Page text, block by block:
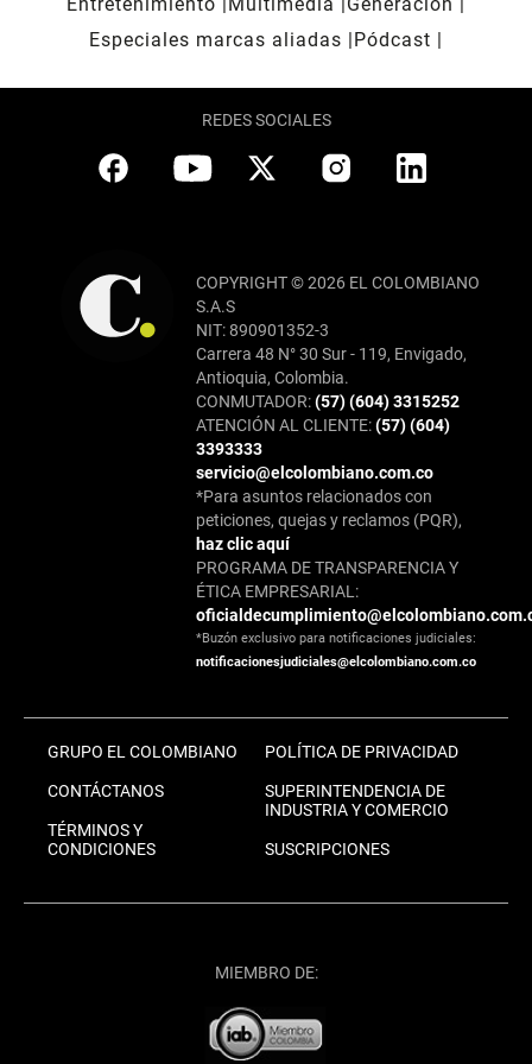
Especiales marcas aliadas
Pódcast
REDES SOCIALES
COPYRIGHT © 2026 EL COLOMBIANO
S.A.S
NIT: 890901352-3
Carrera 48 N° 30 Sur - 119, Envigado,
Antioquia, Colombia.
CONMUTADOR:(57) (604) 3315252
ATENCIÓN AL CLIENTE:(57) (604)
3393333
servicio@elcolombiano.com.co
*Para asuntos relacionados con
peticiones, quejas y reclamos (PQR),
haz clic aquí
PROGRAMA DE TRANSPARENCIA Y
ÉTICA EMPRESARIAL:
*Buzón exclusivo para notificaciones judiciales:
notificacionesjudiciales@elcolombiano.com.co
GRUPO EL COLOMBIANO
CONTÁCTANOS
TÉRMINOS Y
CONDICIONES
POLÍTICA DE PRIVACIDAD
SUPERINTENDENCIA DE
INDUSTRIA Y COMERCIO
SUSCRIPCIONES
MIEMBRO DE: